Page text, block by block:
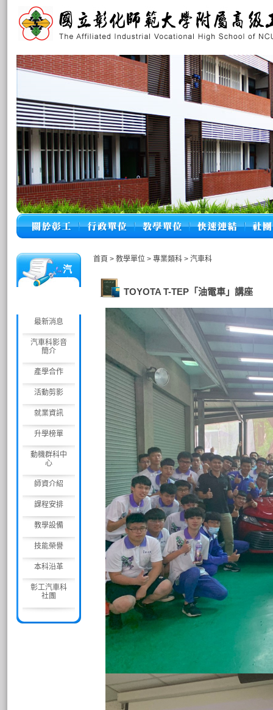
汽
最新消息
汽車科影音
簡介
產學合作
活動剪影
就業資訊
升學榜單
動機群科中
心
師資介紹
課程安排
教學設備
技能榮譽
本科沿革
彰工汽車科
社團
首頁 > 教學單位 > 專業類科 > 汽車科
TOYOTA T-TEP「油電車」講座